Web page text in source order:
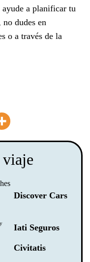
a planificar tu
dudes en
o a través de la
Discover Cars
Iati Seguros
Civitatis